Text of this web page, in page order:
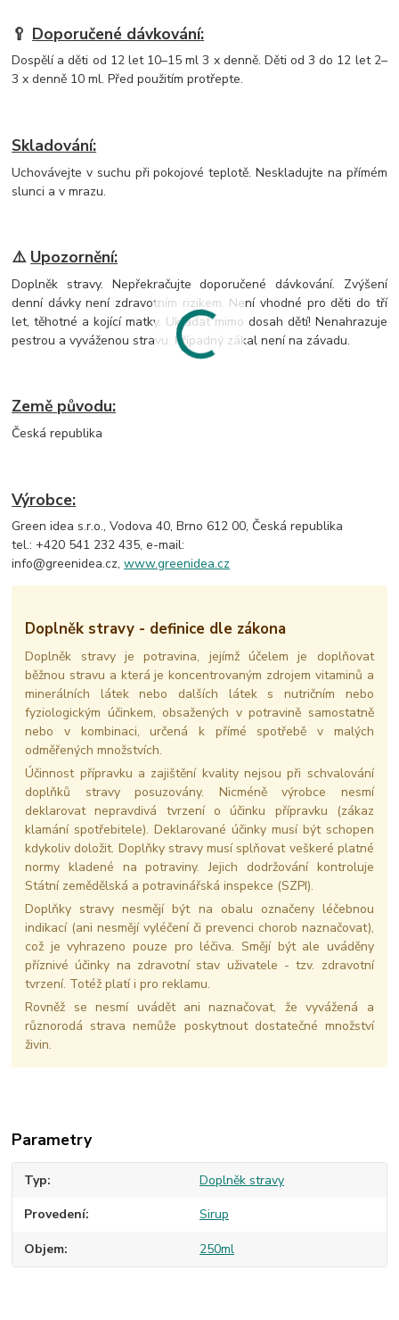
🥄 Doporučené dávkování:
Dospělí a děti od 12 let 10–15 ml 3 x denně. Děti od 3 do 12 let 2–
3 x denně 10 ml. Před použitím protřepte.
Skladování:
Uchovávejte v suchu při pokojové teplotě. Neskladujte na přímém
slunci a v mrazu.
⚠️ Upozornění:
Doplněk stravy. Nepřekračujte doporučené dávkování. Zvýšení
denní dávky není zdravotním rizikem. Není vhodné pro děti do tří
let, těhotné a kojící matky. Ukládat mimo dosah dětí! Nenahrazuje
pestrou a vyváženou stravu. Případný zákal není na závadu.
Země původu:
Česká republika
Výrobce:
Green idea s.r.o., Vodova 40, Brno 612 00, Česká republika
tel.: +420 541 232 435, e-mail:
info@greenidea.cz,www.greenidea.cz
Doplněk stravy - definice dle zákona
Doplněk stravy je potravina, jejímž účelem je doplňovat
běžnou stravu a která je koncentrovaným zdrojem vitaminů a
minerálních látek nebo dalších látek s nutričním nebo
fyziologickým účinkem, obsažených v potravině samostatně
nebo v kombinaci, určená k přímé spotřebě v malých
odměřených množstvích.
Účinnost přípravku a zajištění kvality nejsou při schvalování
doplňků stravy posuzovány. Nicméně výrobce nesmí
deklarovat nepravdivá tvrzení o účinku přípravku (zákaz
klamání spotřebitele). Deklarované účinky musí být schopen
kdykoliv doložit. Doplňky stravy musí splňovat veškeré platné
normy kladené na potraviny. Jejich dodržování kontroluje
Státní zemědělská a potravinářská inspekce (SZPI).
Doplňky stravy nesmějí být na obalu označeny léčebnou
indikací (ani nesmějí vyléčení či prevenci chorob naznačovat),
což je vyhrazeno pouze pro léčiva. Smějí být ale uváděny
příznivé účinky na zdravotní stav uživatele - tzv. zdravotní
tvrzení. Totéž platí i pro reklamu.
Rovněž se nesmí uvádět ani naznačovat, že vyvážená a
různorodá strava nemůže poskytnout dostatečné množství
živin.
Parametry
Typ Doplněk stravy
Provedení Sirup
Objem 250ml